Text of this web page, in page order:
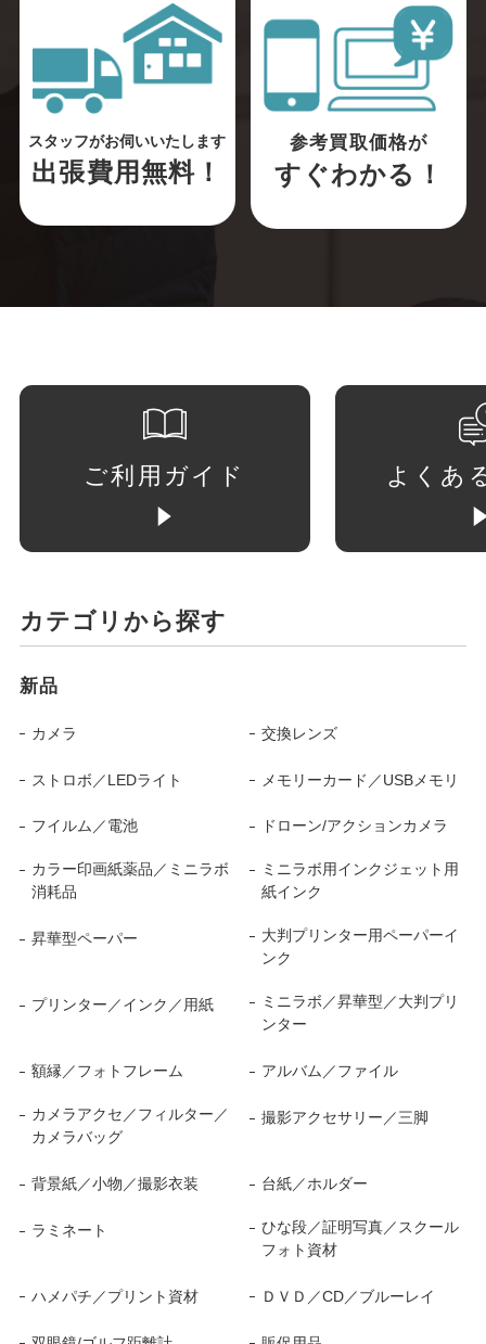
スタッフがお伺いいたします
出張費用無料！
参考買取価格が
すぐわかる！
ご利用ガイド よくあ
カテゴリから探す
新品
カメラ 交換レンズ
ストロボ／LEDライト メモリーカード／USBメモリ
フイルム／電池 ドローン/アクションカメラ
カラー印画紙薬品／ミニラボ
消耗品
ミニラボ用インクジェット用
紙インク
昇華型ペーパー
大判プリンター用ペーパーイ
ンク
プリンター／インク／用紙
ミニラボ／昇華型／大判プリ
ンター
額縁／フォトフレーム アルバム／ファイル
カメラアクセ／フィルター／
カメラバッグ
撮影アクセサリー／三脚
背景紙／小物／撮影衣装 台紙／ホルダー
ラミネート
ひな段／証明写真／スクール
フォト資材
ハメパチ／プリント資材 ＤＶＤ／CD／ブルーレイ